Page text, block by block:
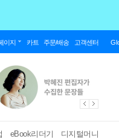
이지 카트 주문/배송 고객센터
eBook리더기 디지털머니